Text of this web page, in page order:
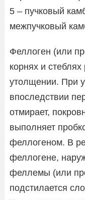
5 – пучковый
межпучковый
Феллоген (или
корнях и
утолщении. При
впоследствии
отмирает,
выполняет
феллогеном. В
феллогене,
феллемы (или
подстилается